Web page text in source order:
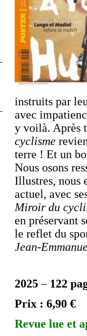
instruits par
avec
y voilà. Après
cyclisme
terre ! Et un
Nous osons
Illustres, nous
actuel, avec
Miroir du
en préservant
le reflet du
Jean-
2025– 122
Prix : 6,90 €
Revue lue et